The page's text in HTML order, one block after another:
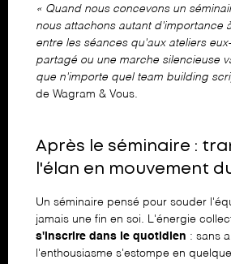
« Quand nous concevons un
nous attachons autant d'importance
entre les séances qu'aux ateliers
partagé ou une marche silencieuse
que n'importe quel team building
de Wagram & Vous.
Après le séminaire :
l'élan en mouvement
Un séminaire pensé pour souder
jamais une fin en soi. L'énergie
s'inscrire dans le quotidien : sans
l'enthousiasme s'estompe en